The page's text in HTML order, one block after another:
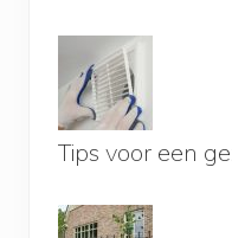
Tips voor een